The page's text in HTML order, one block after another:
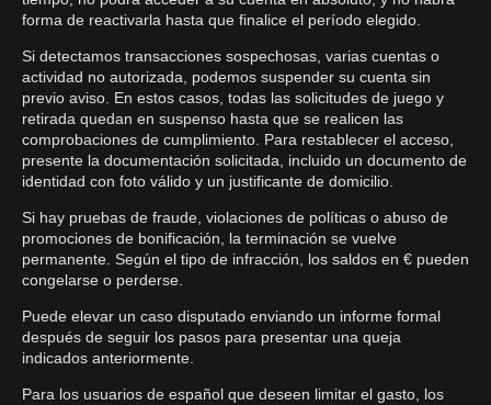
forma de reactivarla hasta que finalice el período elegido.
Si detectamos transacciones sospechosas, varias cuentas o
actividad no autorizada, podemos suspender su cuenta sin
previo aviso. En estos casos, todas las solicitudes de juego y
retirada quedan en suspenso hasta que se realicen las
comprobaciones de cumplimiento. Para restablecer el acceso,
presente la documentación solicitada, incluido un documento de
identidad con foto válido y un justificante de domicilio.
Si hay pruebas de fraude, violaciones de políticas o abuso de
promociones de bonificación, la terminación se vuelve
permanente. Según el tipo de infracción, los saldos en € pueden
congelarse o perderse.
Puede elevar un caso disputado enviando un informe formal
después de seguir los pasos para presentar una queja
indicados anteriormente.
Para los usuarios de español que deseen limitar el gasto, los